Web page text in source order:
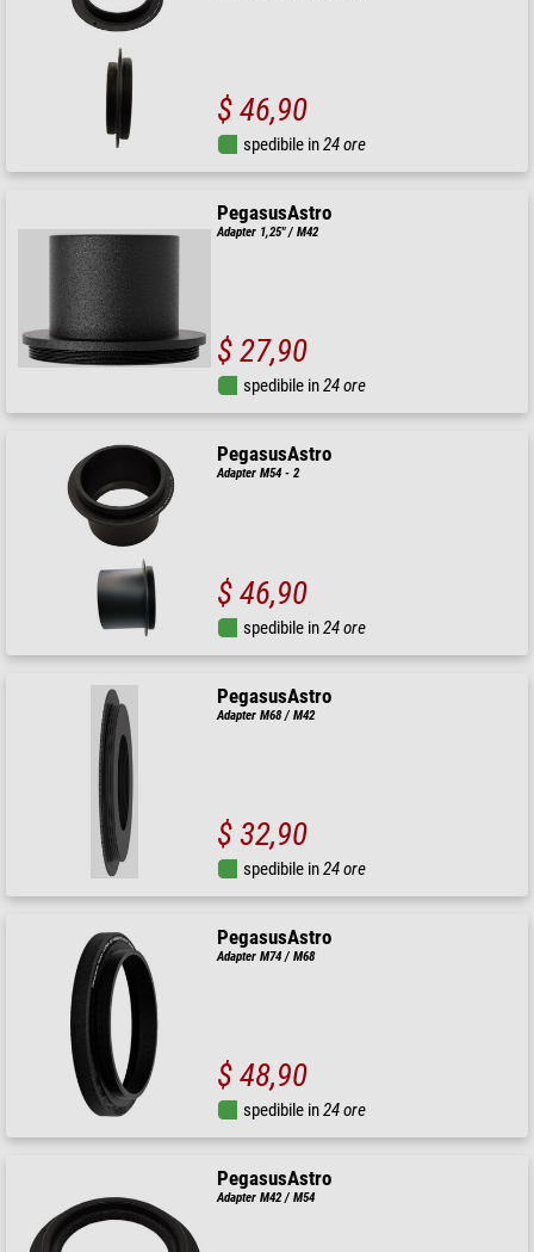
$ 46,90
spedibile in24 ore
PegasusAstro
Adapter 1,25" / M42
$ 27,90
spedibile in24 ore
PegasusAstro
Adapter M54 - 2
$ 46,90
spedibile in24 ore
PegasusAstro
Adapter M68 / M42
$ 32,90
spedibile in24 ore
PegasusAstro
Adapter M74 / M68
$ 48,90
spedibile in24 ore
PegasusAstro
Adapter M42 / M54